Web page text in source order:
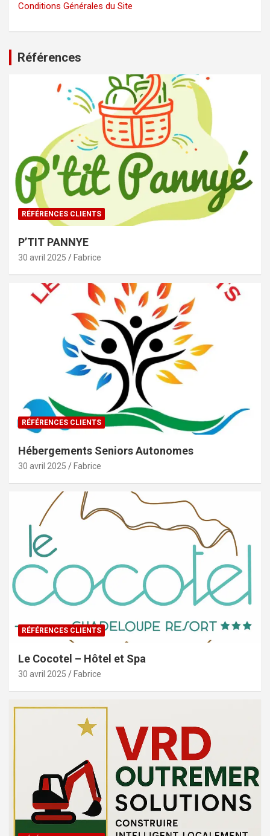
Conditions Générales du Site
Références
RÉFÉRENCES CLIENTS
P’TIT PANNYE
30 avril 2025 Fabrice
RÉFÉRENCES CLIENTS
Hébergements Seniors Autonomes
30 avril 2025 Fabrice
RÉFÉRENCES CLIENTS
Le Cocotel – Hôtel et Spa
30 avril 2025 Fabrice